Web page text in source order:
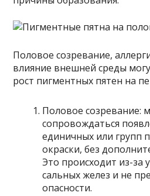
Половое созревание,
влияние внешней среды
рост пигментных пятен на
Половое созревание:
сопровождаться
единичных или групп
окраски, без
Это происходит из-за
сальных желез и не
опасности.